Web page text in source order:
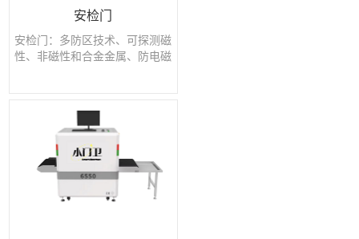
安检门
安检门：多防区技术、可探测磁
性、非磁性和合金金属、防电磁